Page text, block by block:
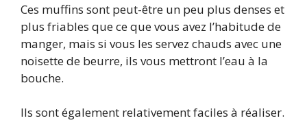
Ces muffins sont peut-être un peu plus denses et
plus friables que ce que vous avez l’habitude de
manger, mais si vous les servez chauds avec une
noisette de beurre, ils vous mettront l’eau à la
bouche.
Ils sont également relativement faciles à réaliser.